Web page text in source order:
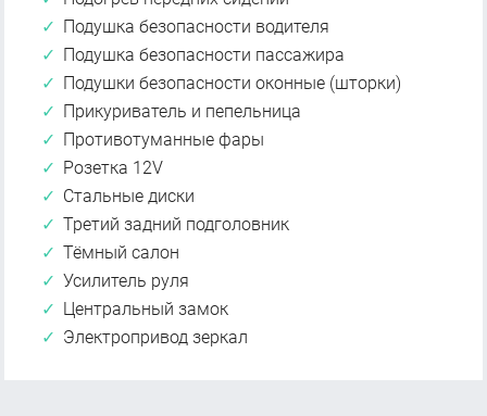
Подушка безопасности водителя
Подушка безопасности пассажира
Подушки безопасности оконные (шторки)
Прикуриватель и пепельница
Противотуманные фары
Розетка 12V
Стальные диски
Третий задний подголовник
Тёмный салон
Усилитель руля
Центральный замок
Электропривод зеркал